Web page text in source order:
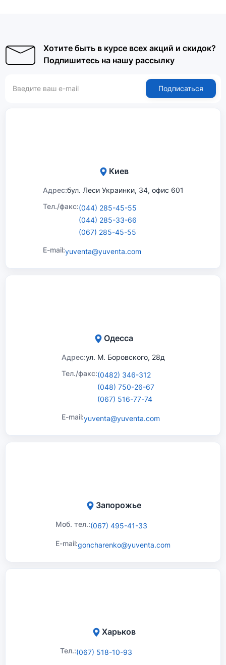
Хотите быть в курсе всех акций и скидок?
Подпишитесь на нашу рассылку
Подписаться
Киев
Адрес:бул. Леси Украинки, 34, офис 601
Тел./факс:(044) 285-45-55
(044) 285-33-66
(067) 285-45-55
E-mail:yuventa@yuventa.com
Одесса
Адрес:ул. М. Боровского, 28д
Тел./факс:(0482) 346-312
(048) 750-26-67
(067) 516-77-74
E-mail:yuventa@yuventa.com
Запорожье
Моб. тел.:(067) 495-41-33
E-mail:goncharenko@yuventa.com
Харьков
Тел.:(067) 518-10-93